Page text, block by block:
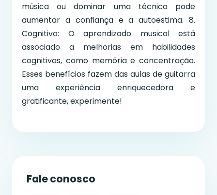
música ou dominar uma técnica pode
aumentar a confiança e a autoestima. 8.
Cognitivo: O aprendizado musical está
associado a melhorias em habilidades
cognitivas, como memória e concentração.
Esses benefícios fazem das aulas de guitarra
uma experiência enriquecedora e
gratificante, experimente!
Fale conosco